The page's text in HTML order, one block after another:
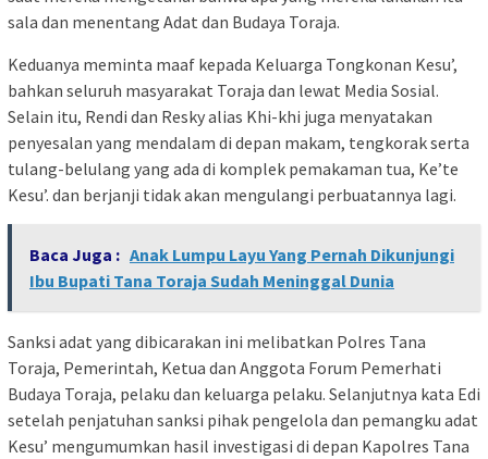
sala dan menentang Adat dan Budaya Toraja.
Keduanya meminta maaf kepada Keluarga Tongkonan Kesu’,
bahkan seluruh masyarakat Toraja dan lewat Media Sosial.
Selain itu, Rendi dan Resky alias Khi-khi juga menyatakan
penyesalan yang mendalam di depan makam, tengkorak serta
tulang-belulang yang ada di komplek pemakaman tua, Ke’te
Kesu’. dan berjanji tidak akan mengulangi perbuatannya lagi.
Baca Juga : Anak Lumpu Layu Yang Pernah Dikunjungi
Ibu Bupati Tana Toraja Sudah Meninggal Dunia
Sanksi adat yang dibicarakan ini melibatkan Polres Tana
Toraja, Pemerintah, Ketua dan Anggota Forum Pemerhati
Budaya Toraja, pelaku dan keluarga pelaku. Selanjutnya kata Edi
setelah penjatuhan sanksi pihak pengelola dan pemangku adat
Kesu’ mengumumkan hasil investigasi di depan Kapolres Tana